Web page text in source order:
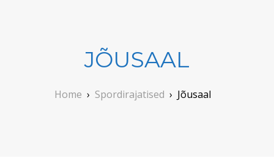
JÕUSAAL
Home › Spordirajatised › Jõusaal